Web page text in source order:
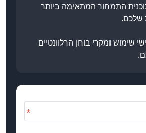
התמחור המתאימה ביותר
שלכם.
שימוש ומקרי בוחן הרלוונטיים